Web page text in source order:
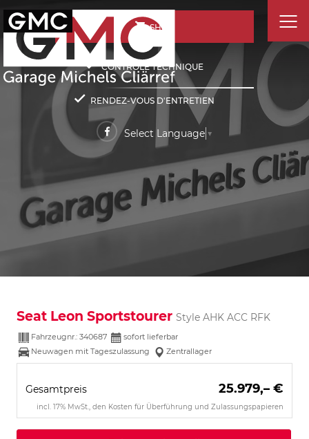
SHOP
CONTRÔLE TECHNIQUE
RENDEZ-VOUS D'ENTRETIEN
Select Language ▼
Seat Leon Sportstourer Style AHK ACC RFK
Fahrzeugnr.: 340687
sofort lieferbar
Neuwagen mit Tageszulassung
Zentrallager
Gesamtpreis 25.979,– €
incl. 17% MwSt., den Kosten für Überführung und Zulassungspapieren